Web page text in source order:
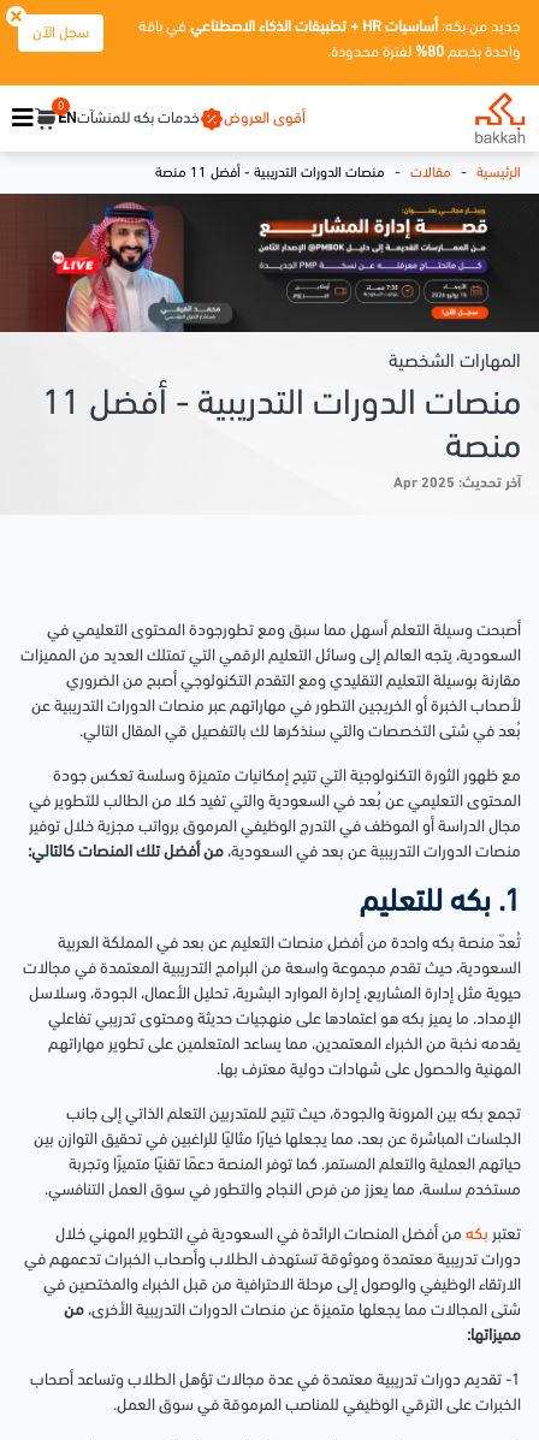
جديد من بكه: أساسيات HR + تطبيقات الذكاء الاصطناعي
في باقة
واحدة بخصم 80% لفترة محدودة.
سجل الآن
أقوى العروض خدمات بكه للمنشآتEN
0
الرئيسية - مقالات - منصات الدورات التدريبية - أفضل 11 منصة
المهارات الشخصية
منصات الدورات التدريبية - أفضل 11
منصة
آخر تحديث: Apr 2025
أصبحت وسيلة التعلم أسهل مما سبق ومع تطورجودة المحتوى التعليمي في
السعودية، يتجه العالم إلى وسائل التعليم الرقمي التي تمتلك العديد من المميزات
مقارنة بوسيلة التعليم التقليدي ومع التقدم التكنولوجي أصبح من الضروري
لأصحاب الخبرة أو الخريجين التطور في مهاراتهم عبر منصات الدورات التدريبية عن
بُعد في شتى التخصصات والتي سنذكرها لك بالتفصيل قي المقال التالي.
مع ظهور الثورة التكنولوجية التي تتيح إمكانيات متميزة وسلسة تعكس جودة
المحتوى التعليمي عن بُعد في السعودية والتي تفيد كلا من الطالب للتطوير في
مجال الدراسة أو الموظف في التدرج الوظيفي المرموق برواتب مجزية خلال توفير
منصات الدورات التدريبية عن بعد في السعودية، من أفضل تلك المنصات كالتالي:
1. بكه للتعليم
تُعدّ منصة بكه واحدة من أفضل منصات التعليم عن بعد في المملكة العربية
السعودية، حيث تقدم مجموعة واسعة من البرامج التدريبية المعتمدة في مجالات
حيوية مثل إدارة المشاريع، إدارة الموارد البشرية، تحليل الأعمال، الجودة، وسلاسل
الإمداد. ما يميز بكه هو اعتمادها على منهجيات حديثة ومحتوى تدريبي تفاعلي
يقدمه نخبة من الخبراء المعتمدين، مما يساعد المتعلمين على تطوير مهاراتهم
المهنية والحصول على شهادات دولية معترف بها.
تجمع بكه بين المرونة والجودة، حيث تتيح للمتدربين التعلم الذاتي إلى جانب
الجلسات المباشرة عن بعد، مما يجعلها خيارًا مثاليًا للراغبين في تحقيق التوازن بين
حياتهم العملية والتعلم المستمر. كما توفر المنصة دعمًا تقنيًا متميزًا وتجربة
مستخدم سلسة، مما يعزز من فرص النجاح والتطور في سوق العمل التنافسي.
تعتبر بكه من أفضل المنصات الرائدة في السعودية في التطوير المهني خلال
دورات تدريبية معتمدة وموثوقة تستهدف الطلاب وأصحاب الخبرات تدعمهم في
الارتقاء الوظيفي والوصول إلى مرحلة الاحترافية من قبل الخبراء والمختصين في
شتى المجالات مما يجعلها متميزة عن منصات الدورات التدريبية الأخرى، من
مميزاتها:
1- تقديم دورات تدريبية معتمدة في عدة مجالات تؤهل الطلاب وتساعد أصحاب
الخبرات على الترقي الوظيفي للمناصب المرموقة في سوق العمل.